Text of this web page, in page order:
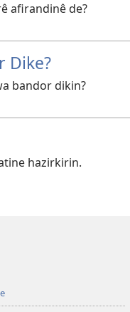
afirandinê de?
Dike?
bandor dikin?
hazirkirin.